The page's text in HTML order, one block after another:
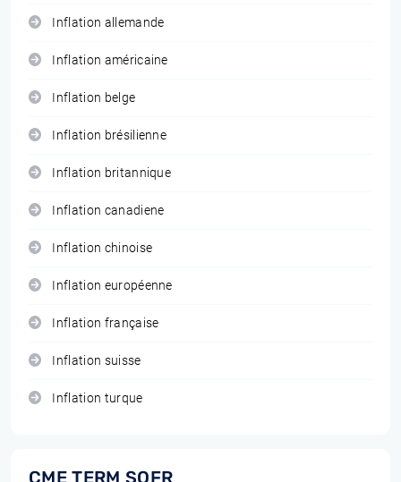
Inflation allemande
Inflation américaine
Inflation belge
Inflation brésilienne
Inflation britannique
Inflation canadiene
Inflation chinoise
Inflation européenne
Inflation française
Inflation suisse
Inflation turque
CME TERM SOFR